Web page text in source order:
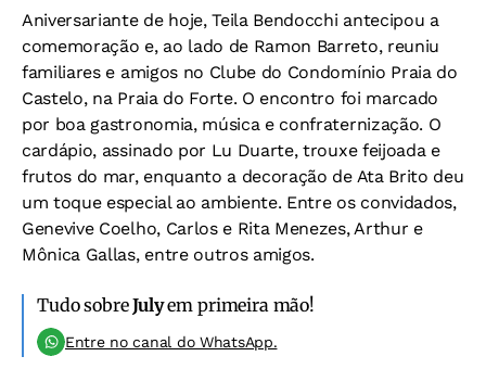
Aniversariante de hoje, Teila Bendocchi antecipou a
comemoração e, ao lado de Ramon Barreto, reuniu
familiares e amigos no Clube do Condomínio Praia do
Castelo, na Praia do Forte. O encontro foi marcado
por boa gastronomia, música e confraternização. O
cardápio, assinado por Lu Duarte, trouxe feijoada e
frutos do mar, enquanto a decoração de Ata Brito deu
um toque especial ao ambiente. Entre os convidados,
Genevive Coelho, Carlos e Rita Menezes, Arthur e
Mônica Gallas, entre outros amigos.
Tudo sobreJulyem primeira mão!
Entre no canal do WhatsApp.